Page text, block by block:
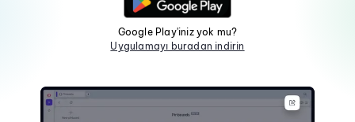
Google Play'iniz yok mu?
Uygulamayı buradan indirin